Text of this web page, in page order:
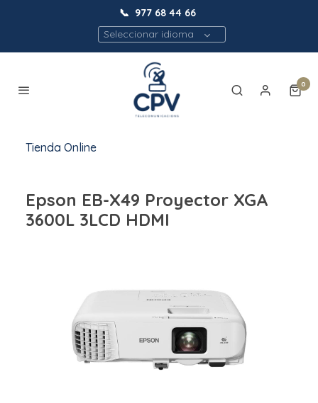
📞 977 68 44 66
Seleccionar idioma
0
Tienda Online
Epson EB-X49 Proyector XGA
3600L 3LCD HDMI